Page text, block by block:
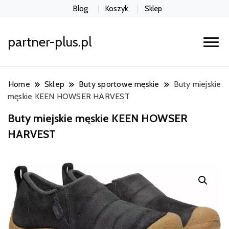
Blog Koszyk Sklep
partner-plus.pl
Home Sklep Buty sportowe męskie
Buty miejskie
męskie KEEN HOWSER HARVEST
Buty miejskie męskie KEEN HOWSER
HARVEST